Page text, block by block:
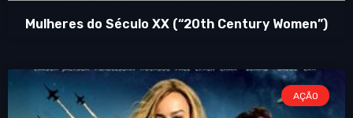
Mulheres do Século XX (“20th Century Women”)
AÇÃO